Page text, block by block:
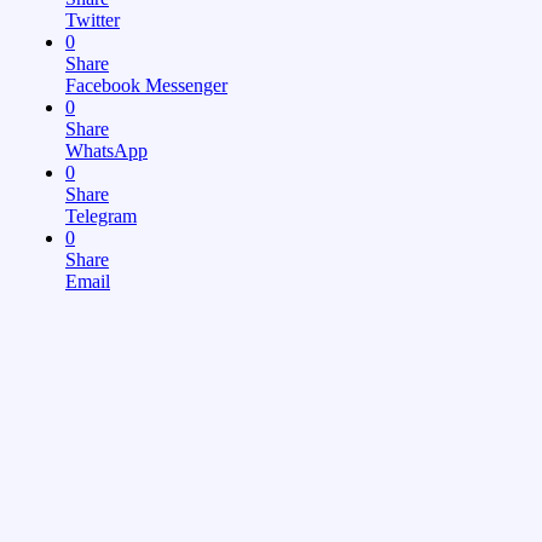
Twitter
0
Share
Facebook Messenger
0
Share
WhatsApp
0
Share
Telegram
0
Share
Email